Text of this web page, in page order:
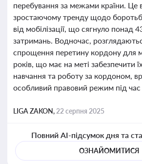
перебування за межами країни. Це
зростаючому тренду щодо
від мобілізації, що сягнуло понад
затримань. Водночас,
спрощення перетину кордону для
років, що має на меті забезпечити
навчання та роботу за кордоном,
особливий правовий режим під час
LIGA ZAKON, 22 серпня 2025
Повний AI-підсумок дня та
ОЗНАЙОМИТИСЯ